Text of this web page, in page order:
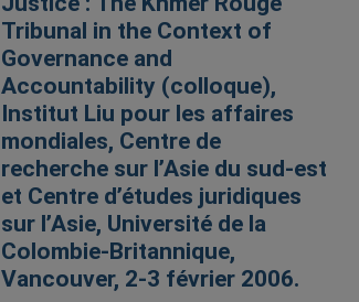
Tribunal in the Context of
Governance and
Accountability (colloque),
Institut Liu pour les affaires
mondiales, Centre de
recherche sur l’Asie du sud-est
et Centre d’études juridiques
sur l’Asie, Université de la
Colombie-Britannique,
Vancouver, 2-3 février 2006.